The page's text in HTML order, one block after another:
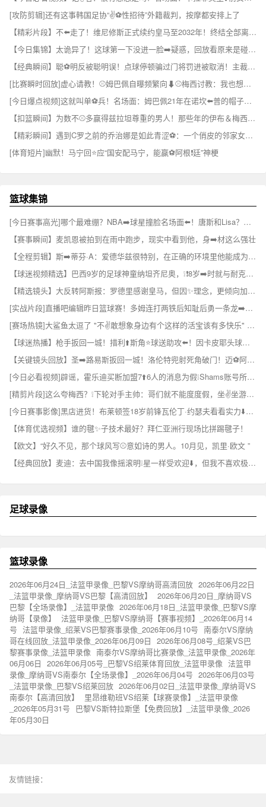
[攻防剪辑]还有这事韩国足协“✌⚽️性招待”外籍裁判，按摩都安排上了
【精彩片段】不⬅️走了！维尼修斯正式续约皇马至2032年！终结全部离队流言！
【今日集锦】太诡异了！这球第一下没进一脸➡️疑惑，回放看原来是碰到了门将⚾
【经典瞬间】聪⚽明反被聪明误！点球停顿骗过门将罚进被取消！主裁掏黄牌伺候！
[比赛瞬时回放]虚心请教！⚾姆巴佩自曝频繁向⬇⚾️梅西讨教：我也想赢得一切
[今日爆点视频]这就叫单⚽兵！名场面：姆巴佩21年在诺坎⬅️普的帽子戏法！
【扣篮瞬间】为数不⚾多赢得兹拉坦尊重的男人！那些年的伊布＆梅西~✌️
【精彩瞬间】遇到C罗之前的乔治娜是如此青涩⚽：一个俏皮的邻家女孩~
[体育短片]幽默！马宁回⭐应“国安配马宁，能赢⚽阿根❗廷”神梗
篮球集锦
[今日赛事高光]哪个最难绷？NBA➡️球星撞脸名场面⬅️！唐斯和Lisa？布克杨坤？
【赛事瞬间】麦凯恩被拍到在雨中跑步，现实中看到他，身➡️材这么强壮
【全程剪辑】斯➡️蒂芬·A：爱德华兹很特别，在正确的环境里他能成为下一个乔丹
【球迷视频精选】巴西9岁的足球神童纳坦齐尼奥，❕❗8岁➡️时就与耐克签约
【精选镜头】大反转阿斯报：罗德里感谢皇马，但因✨理念，更倾向加盟巴萨⚾
[实战片段]直播吧编辑昨日篮球赛！多姆连打两铁后知耻后勇一条龙➡️连过数人！⚽
[赛场热镜]大鲨鱼太逗了 "不✌️敢想象身边有个这样的活宝该有多快乐" ...⬅️
【球迷热播】枪手扳回一城！措利⬆️斯角⭐球送助攻⬅️！因卡皮耶头球破门！
【关键镜头回放】圣➡️路易斯扳回一城！洛伦特兜射死角破门！迈⚽阿密4-2领先！
[今日必看视频]辟谣，霍乐迪买断加盟7⬆️6人的消息为假❕Shams账号所发 ✨！
[精剪片段]这么夸梅西？❕下轮对手主帅：哥们就不能度度假，坐✌️坐游艇吗？
[今日赛事影像]黑店进货！布莱顿签18岁前锋瓦伦丁·约瑟夫看看实力⬇️如何？
【体育优选视频】谁的毽✨子技术最好？拜仁亚洲行现场比拼踢毽子！
【欧文】“好久不见，那个球风写⚾意如诗的男人。10月见，凯里·欧文 ”
【经典回放】麦迪：去中国我像摇滚明❕星一样受欢迎⬇️，但我不喜欢极端的粉丝
足球录像
篮球录像
2026年06月24日_法篮甲录像_巴黎VS摩纳哥高清回放 2026年06月22日
_法篮甲录像_摩纳哥VS巴黎【高清回放】
2026年06月20日_摩纳哥VS
巴黎【全场录像】_法篮甲录像 2026年06月18日_法篮甲录像_巴黎VS摩
纳哥【录像】
法篮甲录像_巴黎VS摩纳哥【赛事视频】_2026年06月14
号 法篮甲录像_绍莱VS巴黎赛事录像_2026年06月10号 南泰尔VS摩纳
哥在线回放_法篮甲录像_2026年06月09日 2026年06月08号_绍莱VS巴
黎赛事录像_法篮甲录像 南泰尔VS摩纳哥比赛录像_法篮甲录像_2026年
06月06日 2026年06月05号_巴黎VS绍莱体育回放_法篮甲录像 法篮甲
录像_摩纳哥VS南泰尔【全场录像】_2026年06月04号 2026年06月03号
_法篮甲录像_巴黎VS绍莱回放 2026年06月02日_法篮甲录像_摩纳哥VS
南泰尔【高清回放】
里昂维勒班VS绍莱【球赛录像】_法篮甲录像
_2026年05月31号 巴黎VS斯特拉斯堡【免费回放】_法篮甲录像_2026
年05月30日
友情链接：